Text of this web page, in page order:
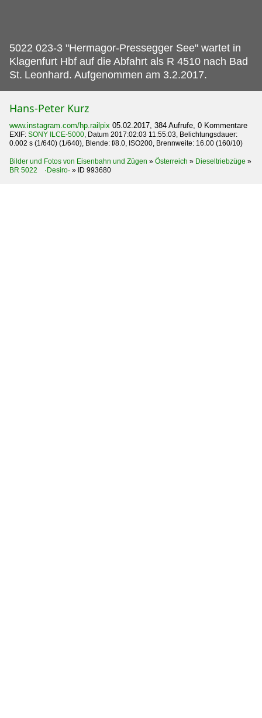
5022 023-3 "Hermagor-Pressegger See" wartet in
Klagenfurt Hbf auf die Abfahrt als R 4510 nach Bad
St. Leonhard. Aufgenommen am 3.2.2017.
Hans-Peter Kurz
www.instagram.com/hp.railpix 05.02.2017, 384 Aufrufe, 0 Kommentare
EXIF: SONY ILCE-5000, Datum 2017:02:03 11:55:03, Belichtungsdauer:
0.002 s (1/640) (1/640), Blende: f/8.0, ISO200, Brennweite: 16.00 (160/10)
Bilder und Fotos von Eisenbahn und Zügen » Österreich » Dieseltriebzüge »
BR 5022 ·Desiro· » ID 993680